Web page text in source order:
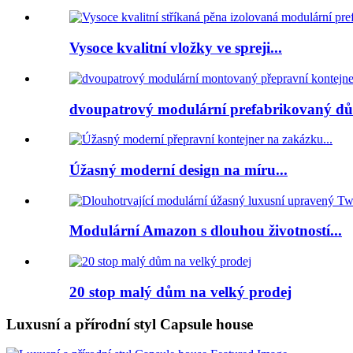
Vysoce kvalitní vložky ve spreji...
dvoupatrový modulární prefabrikovaný
Úžasný moderní design na míru...
Modulární Amazon s dlouhou životností...
20 stop malý dům na velký prodej
Luxusní a přírodní styl Capsule house